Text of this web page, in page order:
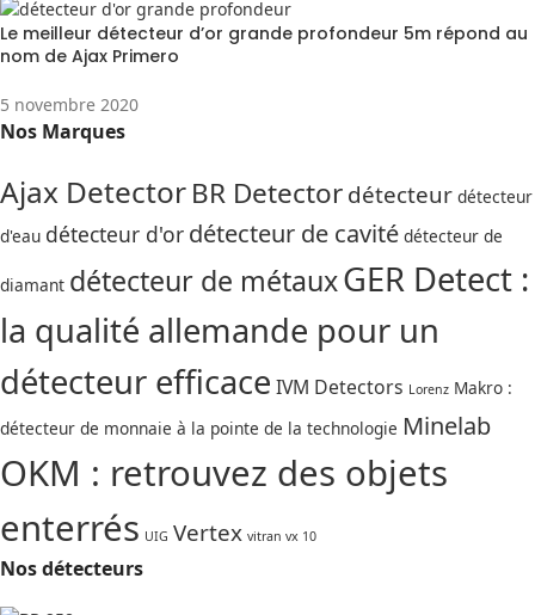
Le meilleur détecteur d’or grande profondeur 5m répond au
nom de Ajax Primero
5 novembre 2020
Nos Marques
Ajax DetectorBR Detectordétecteur détecteur
d'eau détecteur d'or détecteur de cavité détecteur de
diamant détecteur de métauxGER Detect :
la qualité allemande pour un
détecteur efficace IVM Detectors Lorenz Makro :
détecteur de monnaie à la pointe de la technologie Minelab
OKM : retrouvez des objets
enterrés UIG Vertex vitran vx 10
Nos détecteurs